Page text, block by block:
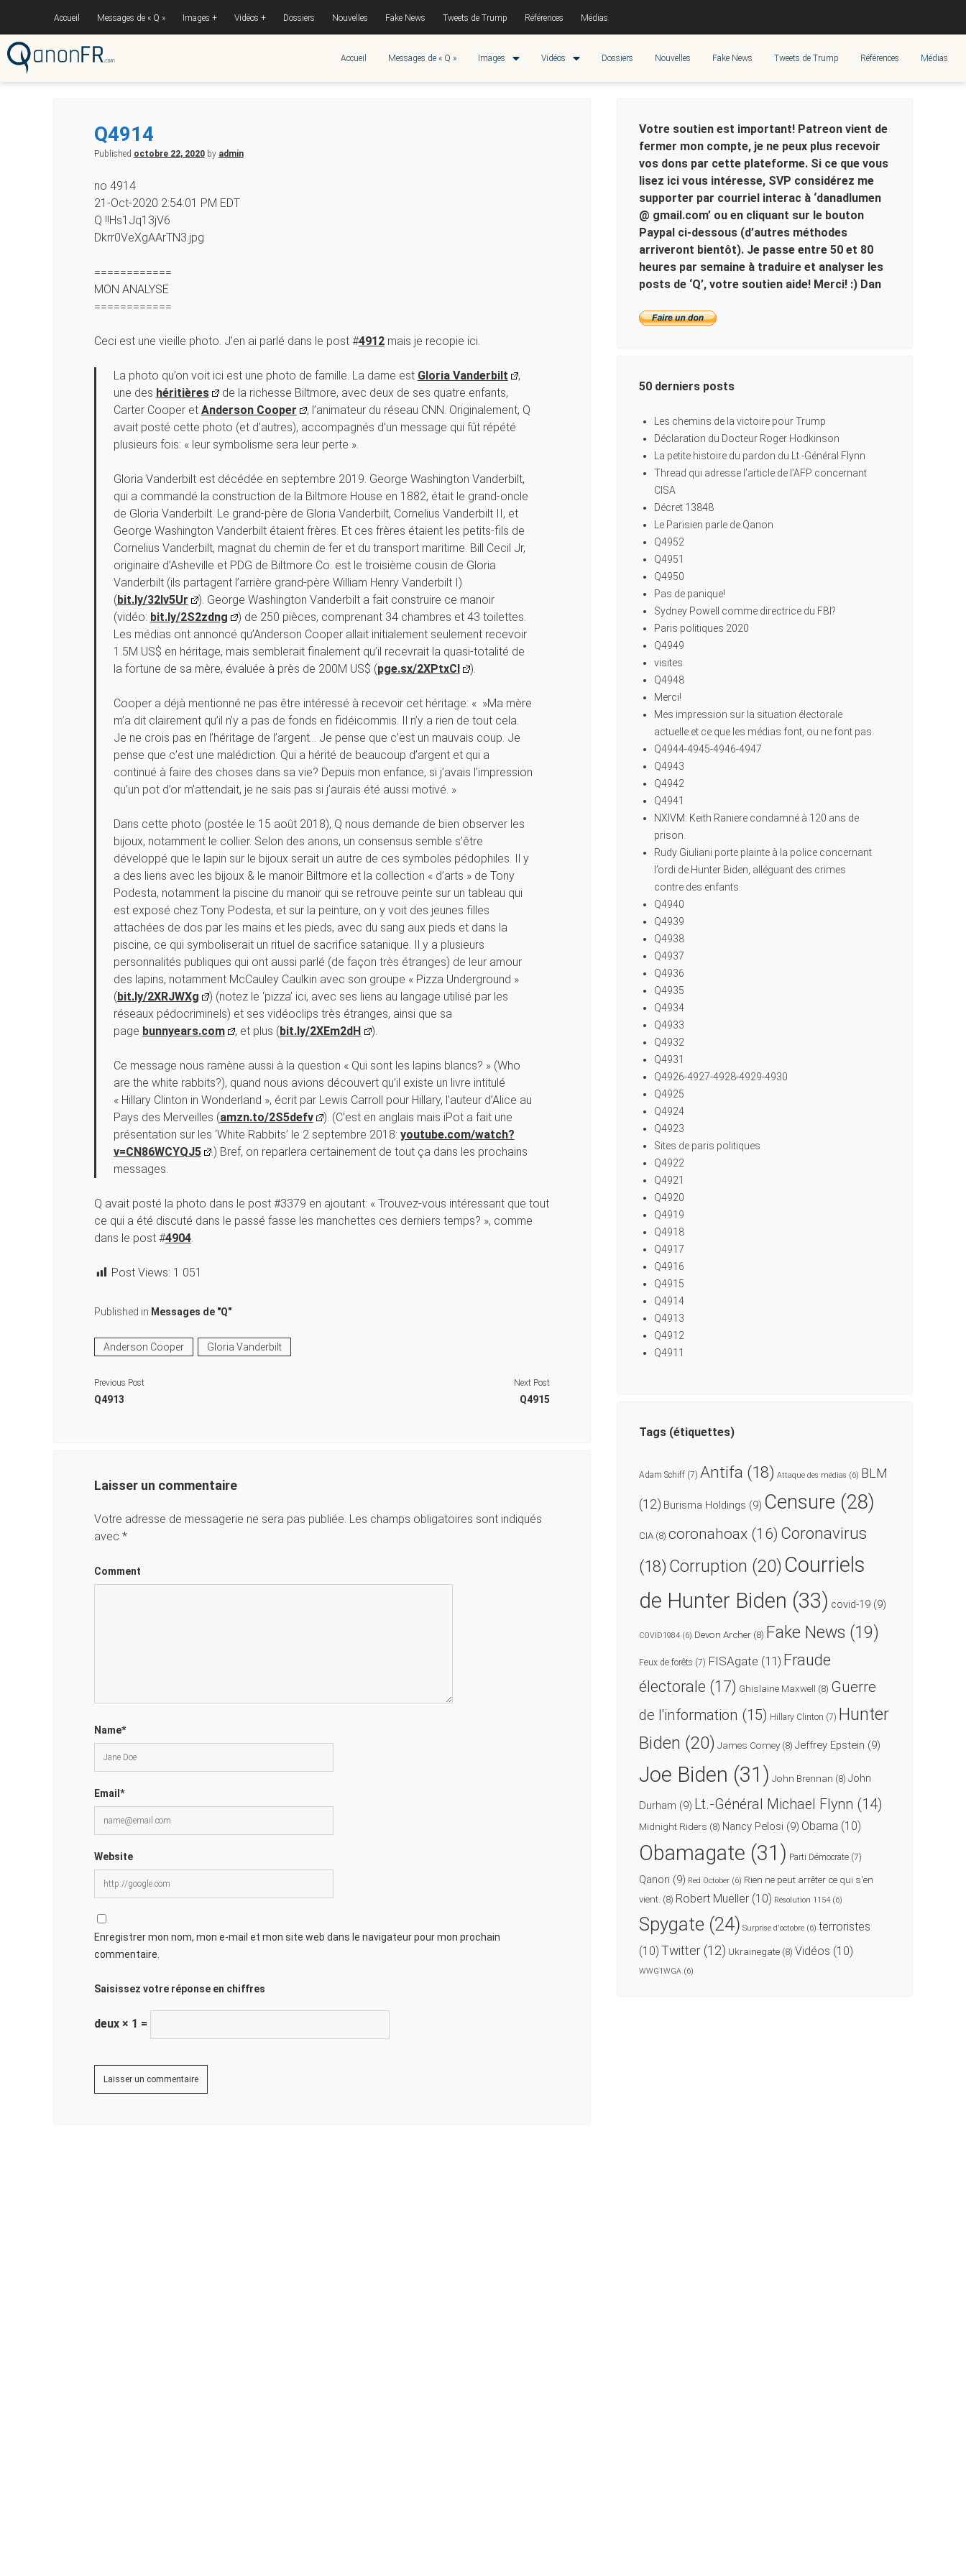
Accueil Messages de « Q » Images Vidéos Dossiers Nouvelles Fake News Tweets de Trump Références Médias
Accueil Messages de « Q » Images Vidéos Dossiers Nouvelles Fake News Tweets de Trump Références Médias
Q4914
Published octobre 22, 2020by admin
no 4914
21-Oct-2020 2:54:01 PM EDT
Q !!Hs1Jq13jV6
Dkrr0VeXgAArTN3.jpg
============
MON ANALYSE
============
Ceci est une vieille photo. J’en ai parlé dans le post #4912mais je recopie ici.
La photo qu’on voit ici est une photo de famille. La dame est Gloria Vanderbilt
,
une des héritières
de la richesse Biltmore, avec deux de ses quatre enfants,
Carter Cooper et Anderson Cooper
, l’animateur du réseau CNN. Originalement, Q
avait posté cette photo (et d’autres), accompagnés d’un message qui fût répété
plusieurs fois: « leur symbolisme sera leur perte ».
Gloria Vanderbilt est décédée en septembre 2019. George Washington Vanderbilt,
qui a commandé la construction de la Biltmore House en 1882, était le grand-oncle
de Gloria Vanderbilt. Le grand-père de Gloria Vanderbilt, Cornelius Vanderbilt II, et
George Washington Vanderbilt étaient frères. Et ces frères étaient les petits-fils de
Cornelius Vanderbilt, magnat du chemin de fer et du transport maritime. Bill Cecil Jr,
originaire d’Asheville et PDG de Biltmore Co. est le troisième cousin de Gloria
Vanderbilt (ils partagent l’arrière grand-père William Henry Vanderbilt I)
(bit.ly/32lv5Ur
). George Washington Vanderbilt a fait construire ce manoir
(vidéo: bit.ly/2S2zdng
) de 250 pièces, comprenant 34 chambres et 43 toilettes.
Les médias ont annoncé qu’Anderson Cooper allait initialement seulement recevoir
1.5M US$ en héritage, mais semblerait finalement qu’il recevrait la quasi-totalité de
la fortune de sa mère, évaluée à près de 200M US$ (pge.sx/2XPtxCI ).
Cooper a déjà mentionné ne pas être intéressé à recevoir cet héritage: « »Ma mère
m’a dit clairement qu’il n’y a pas de fonds en fidéicommis. Il n’y a rien de tout cela.
Je ne crois pas en l’héritage de l’argent… Je pense que c’est un mauvais coup. Je
pense que c’est une malédiction. Qui a hérité de beaucoup d’argent et qui a
continué à faire des choses dans sa vie? Depuis mon enfance, si j’avais l’impression
qu’un pot d’or m’attendait, je ne sais pas si j’aurais été aussi motivé. »
Dans cette photo (postée le 15 août 2018), Q nous demande de bien observer les
bijoux, notamment le collier. Selon des anons, un consensus semble s’être
développé que le lapin sur le bijoux serait un autre de ces symboles pédophiles. Il y
a des liens avec les bijoux & le manoir Biltmore et la collection « d’arts » de Tony
Podesta, notamment la piscine du manoir qui se retrouve peinte sur un tableau qui
est exposé chez Tony Podesta, et sur la peinture, on y voit des jeunes filles
attachées de dos par les mains et les pieds, avec du sang aux pieds et dans la
piscine, ce qui symboliserait un rituel de sacrifice satanique. Il y a plusieurs
personnalités publiques qui ont aussi parlé (de façon très étranges) de leur amour
des lapins, notamment McCauley Caulkin avec son groupe « Pizza Underground »
(bit.ly/2XRJWXg
) (notez le ‘pizza’ ici, avec ses liens au langage utilisé par les
réseaux pédocriminels) et ses vidéoclips très étranges, ainsi que sa
page bunnyears.com , et plus (bit.ly/2XEm2dH ).
Ce message nous ramène aussi à la question « Qui sont les lapins blancs? » (Who
are the white rabbits?), quand nous avions découvert qu’il existe un livre intitulé
« Hillary Clinton in Wonderland », écrit par Lewis Carroll pour Hillary, l’auteur d’Alice au
Pays des Merveilles (amzn.to/2S5defv
). (C’est en anglais mais iPot a fait une
présentation sur les ‘White Rabbits’ le 2 septembre 2018: youtube.com/watch?
v=CN86WCYQJ5
.) Bref, on reparlera certainement de tout ça dans les prochains
messages.
Q avait posté la photo dans le post #3379 en ajoutant: « Trouvez-vous intéressant que tout
ce qui a été discuté dans le passé fasse les manchettes ces derniers temps? », comme
dans le post #4904.
Post Views: 1 051
Published in Messages de "Q"
Anderson Cooper Gloria Vanderbilt
Previous Post
Q4913
Next Post
Q4915
Laisser un commentaire
Votre adresse de messagerie ne sera pas publiée. Les champs obligatoires sont indiqués
avec *
Comment
Name*
Email*
Website
Enregistrer mon nom, mon e-mail et mon site web dans le navigateur pour mon prochain
commentaire.
Saisissez votre réponse en chiffres
deux × 1 =
Votre soutien est important! Patreon vient de
fermer mon compte, je ne peux plus recevoir
vos dons par cette plateforme. Si ce que vous
lisez ici vous intéresse, SVP considérez me
supporter par courriel interac à ‘danadlumen
@ gmail.com’ ou en cliquant sur le bouton
Paypal ci-dessous (d’autres méthodes
arriveront bientôt). Je passe entre 50 et 80
heures par semaine à traduire et analyser les
posts de ‘Q’, votre soutien aide! Merci! :) Dan
50 derniers posts
Les chemins de la victoire pour Trump
Déclaration du Docteur Roger Hodkinson
La petite histoire du pardon du Lt.-Général Flynn
Thread qui adresse l’article de l’AFP concernant
CISA
Décret 13848
Le Parisien parle de Qanon
Q4952
Q4951
Q4950
Pas de panique!
Sydney Powell comme directrice du FBI?
Paris politiques 2020
Q4949
visites
Q4948
Merci!
Mes impression sur la situation électorale
actuelle et ce que les médias font, ou ne font pas.
Q4944-4945-4946-4947
Q4943
Q4942
Q4941
NXIVM: Keith Raniere condamné à 120 ans de
prison.
Rudy Giuliani porte plainte à la police concernant
l’ordi de Hunter Biden, alléguant des crimes
contre des enfants.
Q4940
Q4939
Q4938
Q4937
Q4936
Q4935
Q4934
Q4933
Q4932
Q4931
Q4926-4927-4928-4929-4930
Q4925
Q4924
Q4923
Sites de paris politiques
Q4922
Q4921
Q4920
Q4919
Q4918
Q4917
Q4916
Q4915
Q4914
Q4913
Q4912
Q4911
Tags (étiquettes)
Adam Schiff (7) Antifa (18) Attaque des médias (6) BLM
(12) Burisma Holdings (9) Censure (28)
CIA (8) coronahoax (16) Coronavirus
(18) Corruption (20) Courriels
de Hunter Biden (33) covid-19 (9)
COVID1984 (6) Devon Archer (8) Fake News (19)
Feux de forêts (7) FISAgate (11) Fraude
électorale (17) Ghislaine Maxwell (8) Guerre
de l'information (15) Hillary Clinton (7) Hunter
Biden (20) James Comey (8) Jeffrey Epstein (9)
Joe Biden (31) John Brennan (8) John
Durham (9) Lt.-Général Michael Flynn (14)
Midnight Riders (8) Nancy Pelosi (9) Obama (10)
Obamagate (31) Parti Démocrate (7)
Qanon (9) Red October (6) Rien ne peut arrêter ce qui s'en
vient. (8) Robert Mueller (10) Résolution 1154 (6)
Spygate (24) Surprise d'octobre (6) terroristes
(10) Twitter (12) Ukrainegate (8) Vidéos (10)
WWG1WGA (6)